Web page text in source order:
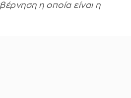
η οποία είναι η